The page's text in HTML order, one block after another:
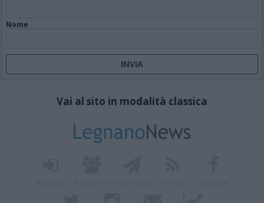
Nome
Vai al sito in modalità classica